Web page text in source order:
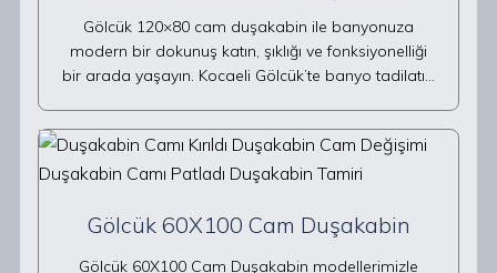
Gölcük 120×80 cam duşakabin ile banyonuza
modern bir dokunuş katın, şıklığı ve fonksiyonelliği
bir arada yaşayın. Kocaeli Gölcük’te banyo tadilatı…
Gölcük 60X100 Cam Duşakabin
Gölcük 60X100 Cam Duşakabin modellerimizle